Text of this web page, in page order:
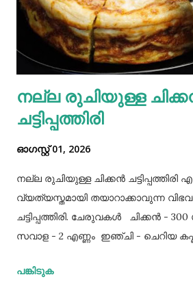
നല്ല രുചിയുള്ള
ചട്ടിപ്പത്തിരി
ഓഗസ്റ്റ് 01, 2026
നല്ല രുചിയുള്ള ചിക്കൻ ചട്ടിപ്പത്തിരി
വ്യത്യസ്തമായി തയാറാക്കാവുന്ന
ചട്ടിപ്പത്തിരി. ചേരുവകൾ ചിക്കൻ -
സവാള - 2 എണ്ണം ഇഞ്ചി - ചെറിയ
വിധം ചിക്കൻ കുറച്ച് ഉപ്പും
പങ്കിടുക